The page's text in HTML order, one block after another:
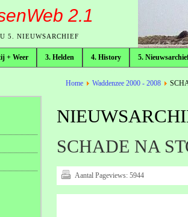
2.1
5. NIEUWSARCHIEF
+ Weer 3. Helden 4. History 5.
broodkruimelpad
Home Waddenzee 2000 - 2008
SCHADE NA
Aantal Pageviews: 5944